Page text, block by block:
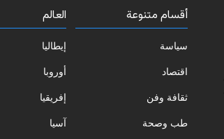
أقسام متنوعة
سياسة
اقتصاد
ثقافة وفن
طب وصحة
العالم
إيطاليا
أوروبا
إفريقيا
آسيا